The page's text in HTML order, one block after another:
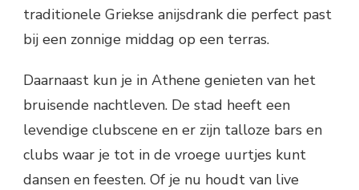
traditionele Griekse anijsdrank die perfect past
bij een zonnige middag op een terras.
Daarnaast kun je in Athene genieten van het
bruisende nachtleven. De stad heeft een
levendige clubscene en er zijn talloze bars en
clubs waar je tot in de vroege uurtjes kunt
dansen en feesten. Of je nu houdt van live